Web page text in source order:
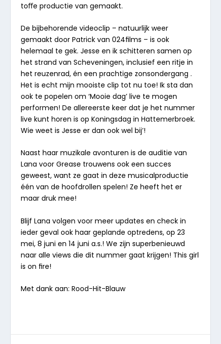
toﬀe productie van gemaakt.
De bijbehorende videoclip – natuurlijk weer
gemaakt door Patrick van 024ﬁlms – is ook
helemaal te gek. Jesse en ik schitteren samen op
het strand van Scheveningen, inclusief een ritje in
het reuzenrad, én een prachtige zonsondergang .
Het is echt mijn mooiste clip tot nu toe! Ik sta dan
ook te popelen om ‘Mooie dag’ live te mogen
performen! De allereerste keer dat je het nummer
live kunt horen is op Koningsdag in Hattemerbroek.
Wie weet is Jesse er dan ook wel bij’!
Naast haar muzikale avonturen is de auditie van
Lana voor Grease trouwens ook een succes
geweest, want ze gaat in deze musicalproductie
één van de hoofdrollen spelen! Ze heeft het er
maar druk mee!
Blijf Lana volgen voor meer updates en check in
ieder geval ook haar geplande optredens, op 23
mei, 8 juni en 14 juni a.s.! We zijn superbenieuwd
naar alle views die dit nummer gaat krijgen! This girl
is on ﬁre!
Met dank aan: Rood-Hit-Blauw